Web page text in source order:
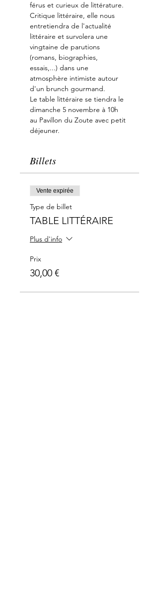
férus et curieux de littérature.
Critique littéraire, elle nous
entretiendra de l'actualité
littéraire et survolera une
vingtaine de parutions
(romans, biographies,
essais,...) dans une
atmosphère intimiste autour
d'un brunch gourmand.
Le table littéraire se tiendra le
dimanche 5 novembre à 10h
au Pavillon du Zoute avec petit
déjeuner.
Billets
Vente expirée
Type de billet
TABLE LITTÉRAIRE
Plus d'info
Prix
30,00 €